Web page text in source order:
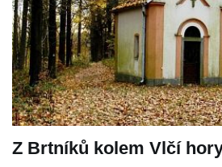
Z Brtníků kolem Vlčí